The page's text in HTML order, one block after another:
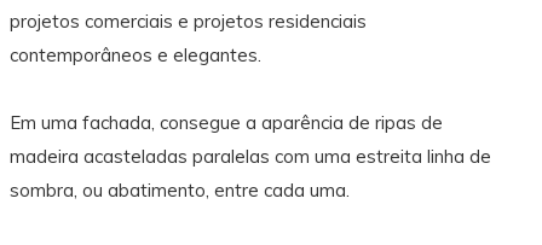
projetos comerciais e projetos residenciais
contemporâneos e elegantes.
Em uma fachada, consegue a aparência de ripas de
madeira acasteladas paralelas com uma estreita linha de
sombra, ou abatimento, entre cada uma.